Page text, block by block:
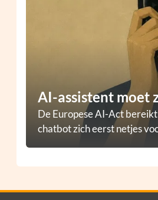
AI-assistent moet
De Europese AI-Act
chatbot zich eerst netjes